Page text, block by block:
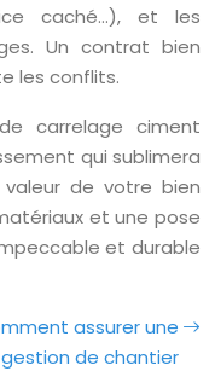
caché…), et les
Un contrat bien
les conflits.
carrelage ciment
qui sublimera
de votre bien
et une pose
et durable
assurer une
gestion de chantier